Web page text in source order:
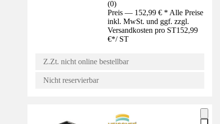
(0)
Preis — 152,99 € * Alle Preise
inkl. MwSt. und ggf. zzgl.
Versandkosten pro ST152,99
€*/ ST
Z.Zt. nicht online bestellbar
Nicht reservierbar